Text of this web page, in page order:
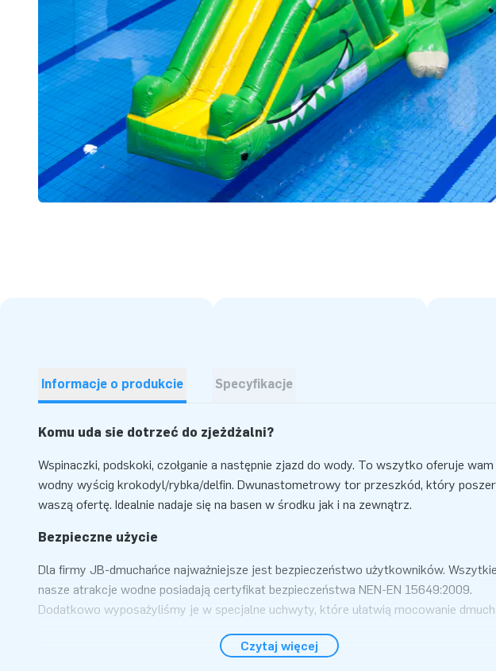
Informacje o produkcie Specyfikacje
Komu uda sie dotrzeć do zjeżdżalni?
Wspinaczki, podskoki, czołganie a następnie zjazd do wody. To wszytko oferuje wam
wodny wyścig krokodyl/rybka/delfin. Dwunastometrowy tor przeszkód, który
waszą ofertę. Idealnie nadaje się na basen w środku jak i na zewnątrz.
Bezpieczne użycie
Dla firmy JB-dmuchańce najważniejsze jest bezpieczeństwo użytkowników. Wszytkie
nasze atrakcje wodne posiadają certyfikat bezpieczeństwa NEN-EN 15649:2009.
Dodatkowo wyposażyliśmy je w specjalne uchwyty, które ułatwią mocowanie
atrakcji otrzymasz dmuchawę, instrukcję obsługi, certyfikat bezpieczeństwa oraz
Czytaj więcej